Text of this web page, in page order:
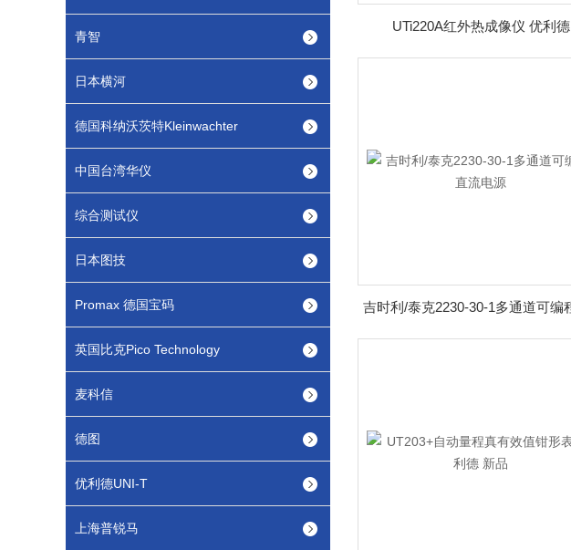
青智
日本横河
德国科纳沃茨特Kleinwachter
中国台湾华仪
综合测试仪
日本图技
Promax 德国宝码
英国比克Pico Technology
麦科信
德图
优利德UNI-T
上海普锐马
UTi220A红外热成像仪 优利德